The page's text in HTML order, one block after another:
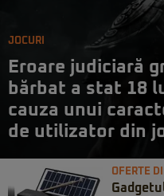
JOCURI
Eroare judiciară
bărbat a stat 18
cauza unui
de utilizator din
OFERTE